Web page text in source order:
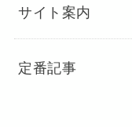
サイト案内
定番記事